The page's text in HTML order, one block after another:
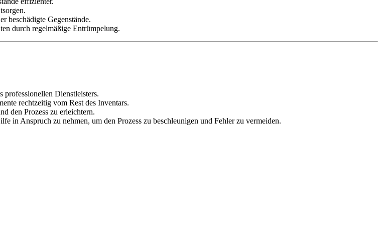
beschädigte Gegenstände.
durch regelmäßige Entrümpelung.
professionellen Dienstleisters.
rechtzeitig vom Rest des Inventars.
den Prozess zu erleichtern.
in Anspruch zu nehmen, um den Prozess zu beschleunigen und Fehler zu vermeiden.